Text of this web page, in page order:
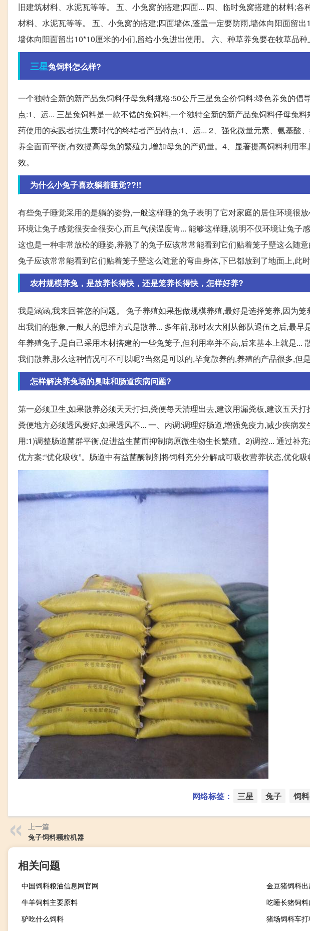
旧建筑材料、水泥瓦等等。 五、小兔窝的搭建;四面... 四、临时兔窝搭建的材料;
材料、水泥瓦等等。 五、小兔窝的搭建;四面墙体,蓬盖一定要防雨,墙体向阳面留
墙体向阳面留出10*10厘米的小们,留给小兔进出使用。 六、种草养兔要在牧草品种
三星兔饲料怎么样?
一个独特全新的新产品兔饲料仔母兔料规格:50公斤三星兔全价饲料:绿色养兔的
点:1、运... 三星兔饲料是一款不错的兔饲料,一个独特全新的新产品兔饲料仔母兔
药使用的实践者抗生素时代的终结者产品特点:1、运... 2、强化微量元素、氨基酸
养全面而平衡,有效提高母兔的繁殖力,增加母兔的产奶量。4、显著提高饲料利用
效。
为什么小兔子喜欢躺着睡觉??!!
有些兔子睡觉采用的是躺的姿势,一般这样睡的兔子表明了它对家庭的居住环境很
环境让兔子感觉很安全很安心,而且气候温度肯... 能够这样睡,说明不仅环境让兔子
这也是一种非常放松的睡姿,养熟了的兔子应该常常能看到它们贴着笼子壁这么随
兔子应该常常能看到它们贴着笼子壁这么随意的弯曲身体,下巴都放到了地面上,此
农村规模养兔，是放养长得快，还是笼养长得快，怎样好养?
我是涵涵,我来回答您的问题。 兔子养殖如果想做规模养殖,最好是选择笼养,因为
出我们的想象,一般人的思维方式是散养... 多年前,那时农大刚从部队退伍之后,最
年养殖兔子,是自己采用木材搭建的一些兔笼子,但利用率并不高,后来基本上就是...
我们散养,那么这种情况可不可以呢?当然是可以的,毕竟散养的,养殖的产品很多,但
怎样解决养兔场的臭味和肠道疾病问题?
第一必须卫生,如果散养必须天天打扫,粪便每天清理出去,建议用漏粪板,建议五天
粪便地方必须透风要好,如果透风不... 一、内调:调理好肠道,增强免疫力,减少疾病
用:1)调整肠道菌群平衡,促进益生菌而抑制病原微生物生长繁殖。2)调控... 通过补
优方案:“优化吸收”。肠道中有益菌酶制剂将饲料充分分解成可吸收营养状态,优化吸
网络标签： 三星 兔子 饲料
上一篇
兔子饲料颗粒机器
相关问题
中国饲料粮油信息网官网
金豆猪饲料
牛羊饲料主要原料
吃睡长猪饲
驴吃什么饲料
猪场饲料车